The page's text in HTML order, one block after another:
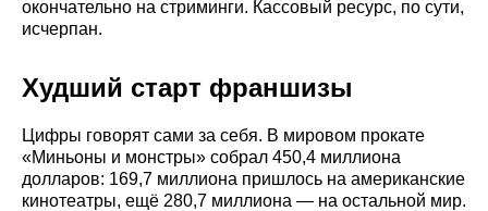
окончательно на стриминги. Кассовый ресурс, по сути,
исчерпан.
Худший старт франшизы
Цифры говорят сами за себя. В мировом прокате
«Миньоны и монстры» собрал 450,4 миллиона
долларов: 169,7 миллиона пришлось на американские
кинотеатры, ещё 280,7 миллиона — на остальной мир.